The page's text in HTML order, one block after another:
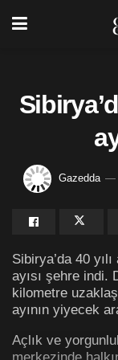
Gazedda
Sibirya’da 40
ayısı şehre indi.
kilometre
ayının yiyecek
Açlık ve